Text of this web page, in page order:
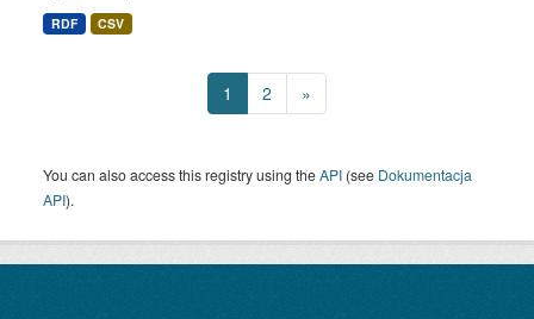
RDF CSV
1 2 »
You can also access this registry using theAPI (see Dokumentacja
API).